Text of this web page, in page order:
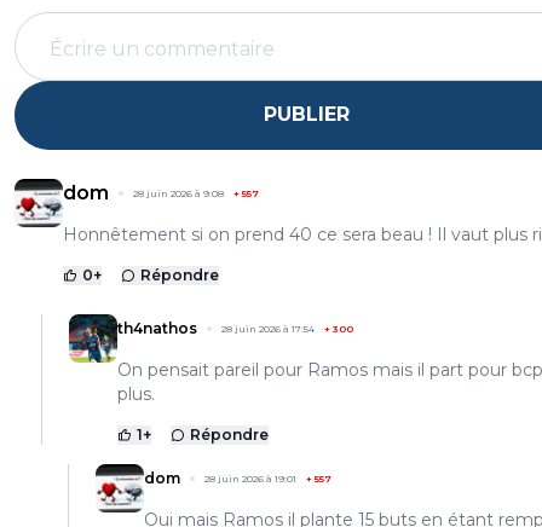
PUBLIER
dom 28 juin 2026 à 9:08 + 557
Honnêtement si on prend 40 ce sera beau ! Il vaut plus
0+ Répondre
th4nathos 28 juin 2026 à 17:54 + 300
On pensait pareil pour Ramos mais il part pour
plus.
1+ Répondre
dom 28 juin 2026 à 19:01 + 557
Oui mais Ramos il plante 15 buts en étant